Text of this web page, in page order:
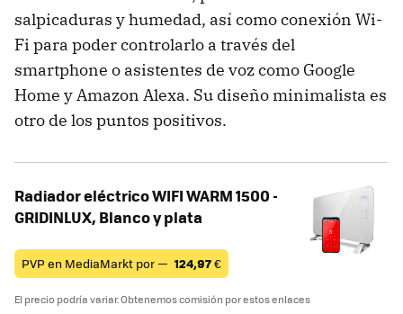
salpicaduras y humedad, así como conexión Wi-
Fi para poder controlarlo a través del
smartphone o asistentes de voz como Google
Home y Amazon Alexa. Su diseño minimalista es
otro de los puntos positivos.
Radiador eléctrico WIFI WARM 1500 -
GRIDINLUX, Blanco y plata
PVP en MediaMarkt por — 124,97€
El precio podría variar. Obtenemos comisión por estos enlaces